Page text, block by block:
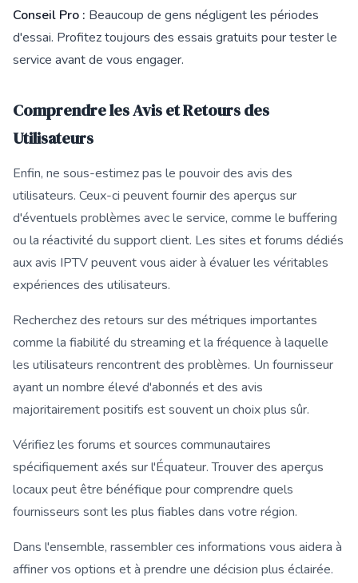
Conseil Pro : Beaucoup de gens négligent les périodes
d'essai. Profitez toujours des essais gratuits pour tester le
service avant de vous engager.
Comprendre les Avis et Retours des
Utilisateurs
Enfin, ne sous-estimez pas le pouvoir des avis des
utilisateurs. Ceux-ci peuvent fournir des aperçus sur
d'éventuels problèmes avec le service, comme le buffering
ou la réactivité du support client. Les sites et forums dédiés
aux avis IPTV peuvent vous aider à évaluer les véritables
expériences des utilisateurs.
Recherchez des retours sur des métriques importantes
comme la fiabilité du streaming et la fréquence à laquelle
les utilisateurs rencontrent des problèmes. Un fournisseur
ayant un nombre élevé d'abonnés et des avis
majoritairement positifs est souvent un choix plus sûr.
Vérifiez les forums et sources communautaires
spécifiquement axés sur l'Équateur. Trouver des aperçus
locaux peut être bénéfique pour comprendre quels
fournisseurs sont les plus fiables dans votre région.
Dans l'ensemble, rassembler ces informations vous aidera à
affiner vos options et à prendre une décision plus éclairée.